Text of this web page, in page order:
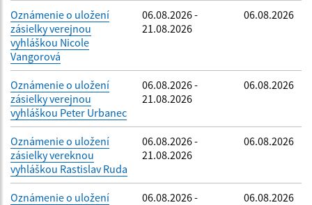
Oznámenie o uložení
zásielky verejnou
vyhláškou Nicole
Vangorová
06.08.2026 -
21.08.2026
06.08.2026
Oznámenie o uložení
zásielky verejnou
vyhláškou Peter Urbanec
06.08.2026 -
21.08.2026
06.08.2026
Oznámenie o uložení
zásielky vereknou
vyhláškou Rastislav Ruda
06.08.2026 -
21.08.2026
06.08.2026
Oznámenie o uložení
06.08.2026 -
06.08.2026